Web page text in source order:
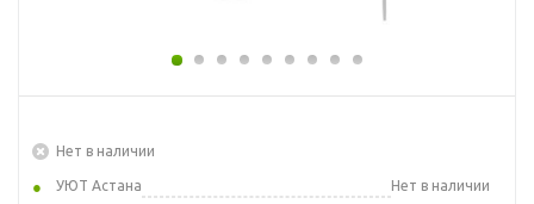
Нет в наличии
УЮТ Астана
Нет в наличии